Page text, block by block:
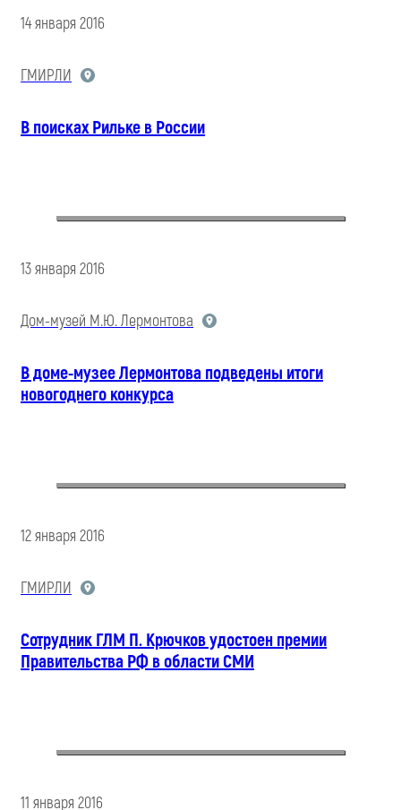
14 января 2016
ГМИРЛИ
В поисках Рильке в России
13 января 2016
Дом-музей М.Ю. Лермонтова
В доме-музее Лермонтова подведены итоги
новогоднего конкурса
12 января 2016
ГМИРЛИ
Сотрудник ГЛМ П. Крючков удостоен премии
Правительства РФ в области СМИ
11 января 2016